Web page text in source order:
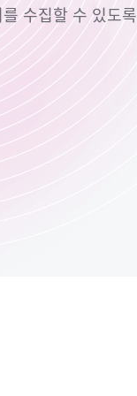
수집할 수 있도